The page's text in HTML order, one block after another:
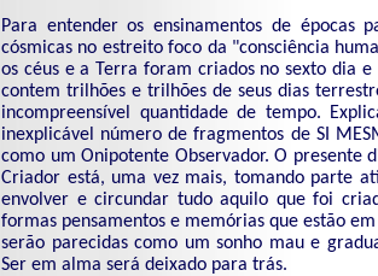
Para entender os ensinamentos de épocas
cósmicas no estreito foco da "consciência
os céus e a Terra foram criados no sexto dia
contem trilhões e trilhões de seus dias
incompreensível quantidade de tempo.
inexplicável número de fragmentos de SI
como um Onipotente Observador. O presente
Criador está, uma vez mais, tomando parte
envolver e circundar tudo aquilo que foi
formas pensamentos e memórias que estão
serão parecidas como um sonho mau e
Ser em alma será deixado para trás.